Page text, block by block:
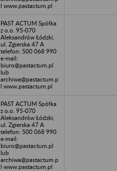
l www.pastactum.pl
PAST ACTUM Spółka
z o.o. 95-070
Aleksandrów Łódzki,
ul. Zgierska 47 A
telefon: 500 068 990
e-mail:
biuro@pastactum.pl
lub
archiwa@pastactum.p
l www.pastactum.pl
PAST ACTUM Spółka
z o.o. 95-070
Aleksandrów Łódzki,
ul. Zgierska 47 A
telefon: 500 068 990
e-mail:
biuro@pastactum.pl
lub
archiwa@pastactum.p
l www.pastactum.pl